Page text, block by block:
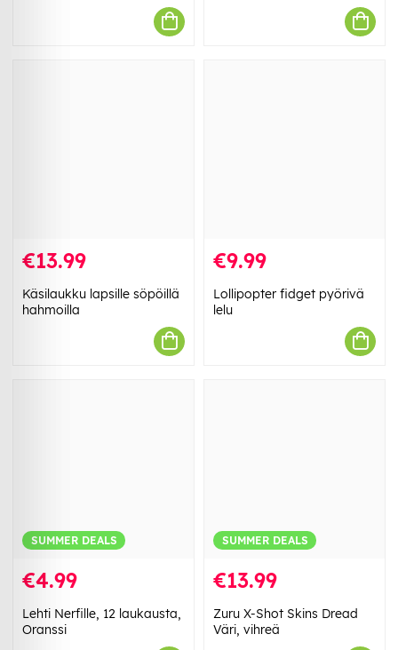
€13.99
Käsilaukku lapsille söpöillä
hahmoilla
€9.99
Lollipopter fidget pyörivä
lelu
SUMMER DEALS
€4.99
Lehti Nerfille, 12 laukausta,
Oranssi
SUMMER DEALS
€13.99
Zuru X-Shot Skins Dread
Väri, vihreä